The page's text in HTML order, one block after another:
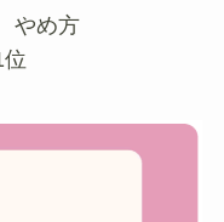
やめ方